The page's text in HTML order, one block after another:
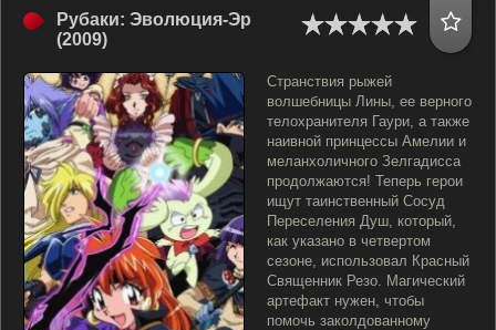
Рубаки: Эволюция-Эр
(2009)
Странствия рыжей
волшебницы Лины, ее верного
телохранителя Гаури, а также
наивной принцессы Амелии и
меланхоличного Зелгадисса
продолжаются! Теперь герои
ищут таинственный Сосуд
Переселения Душ, который,
как указано в четвертом
сезоне, использовал Красный
Священник Резо. Магический
артефакт нужен, чтобы
помочь заколдованному